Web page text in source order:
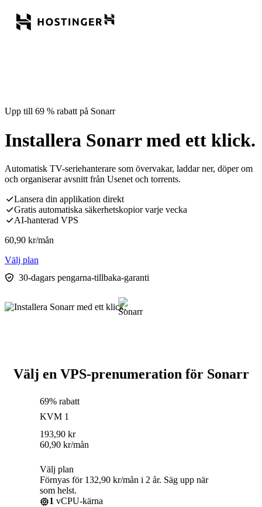
Upp till 69 % rabatt på Sonarr
Installera Sonarr med ett klick.
Automatisk TV-seriehanterare som övervakar, laddar ner, döper om
och organiserar avsnitt från Usenet och torrents.
Lansera din applikation direkt
Gratis automatiska säkerhetskopior varje vecka
AI-hanterad VPS
60,90 kr/mån
Välj plan
30-dagars pengarna-tillbaka-garanti
Välj en VPS-prenumeration för Sonarr
69% rabatt
KVM 1
193,90 kr
60,90 kr/mån
Välj plan
Förnyas för 132,90 kr/mån i 2 år. Säg upp när
som helst.
1 vCPU-kärna